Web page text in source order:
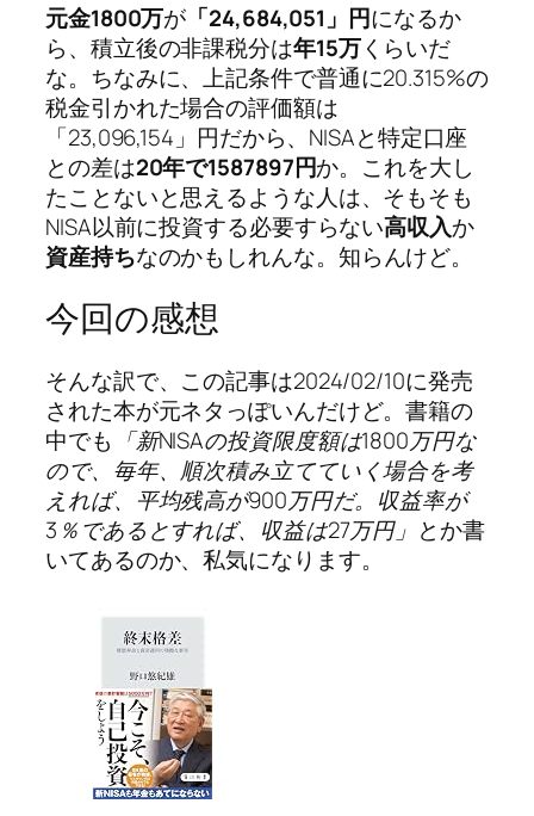
元金1800万が 「24,684,051」円になるか
ら、積立後の非課税分は年15万くらいだ
な。ちなみに、上記条件で普通に20.315%の
税金引かれた場合の評価額は
「23,096,154」円だから、NISAと特定口座
との差は20年で1587897円か。これを大し
たことないと思えるような人は、そもそも
NISA以前に投資する必要すらない高収入か
資産持ちなのかもしれんな。知らんけど。
今回の感想
そんな訳で、この記事は2024/02/10に発売
された本が元ネタっぽいんだけど。書籍の
中でも 「新NISAの投資限度額は1800万円な
ので、毎年、順次積み立てていく場合を考
えれば、平均残高が900万円だ。収益率が
3％であるとすれば、収益は27万円」 とか書
いてあるのか、私気になります。